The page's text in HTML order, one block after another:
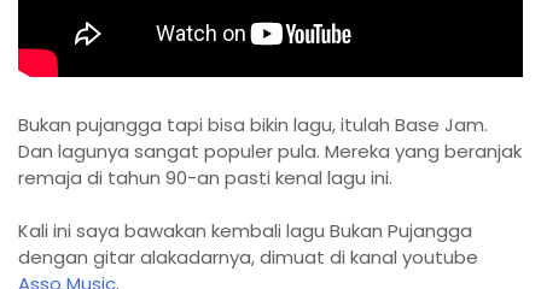
Bukan pujangga tapi bisa bikin lagu, itulah Base Jam.
Dan lagunya sangat populer pula. Mereka yang beranjak
remaja di tahun 90-an pasti kenal lagu ini.
Kali ini saya bawakan kembali lagu Bukan Pujangga
dengan gitar alakadarnya, dimuat di kanal youtube
Asso Music.